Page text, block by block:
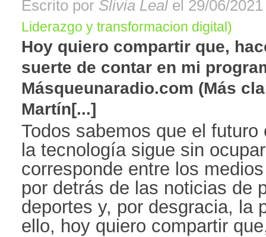
Escrito por Slivia Leal el 29/06/
Liderazgo y transformacion digital)
Hoy quiero compartir que,
suerte de contar en mi
Másqueunaradio.com (Más
Martín[...]
Todos sabemos que el
la tecnología sigue sin
corresponde entre los
por detrás de las noticias de
deportes y, por desgracia,
ello, hoy quiero compartir